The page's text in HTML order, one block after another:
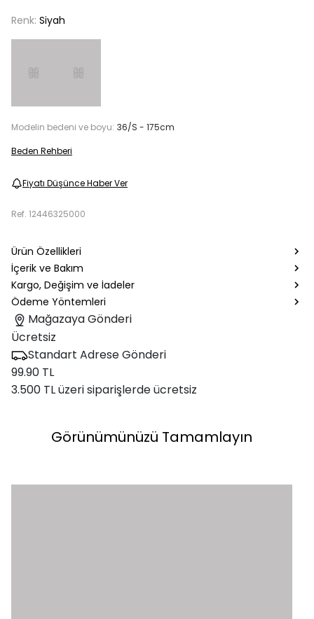
Renk: Siyah
Modelin bedeni ve boyu: 36/S - 175cm
Beden Rehberi
Fiyatı Düşünce Haber Ver
Ref. 12446325000
Ürün Özellikleri
İçerik ve Bakım
Kargo, Değişim ve İadeler
Ödeme Yöntemleri
Mağazaya Gönderi
Ücretsiz
Standart Adrese Gönderi
99.90 TL
3.500 TL üzeri siparişlerde ücretsiz
Görünümünüzü Tamamlayın